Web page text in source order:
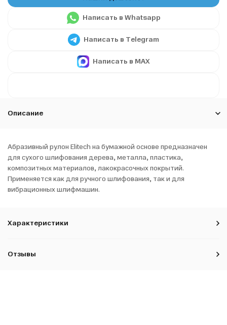
Написать в Whatsapp
Написать в Telegram
Написать в MAX
Описание
Абразивный рулон Elitech на бумажной основе предназначен
для сухого шлифования дерева, металла, пластика,
композитных материалов, лакокрасочных покрытий.
Применяется как для ручного шлифования, так и для
вибрационных шлифмашин.
Характеристики
Отзывы